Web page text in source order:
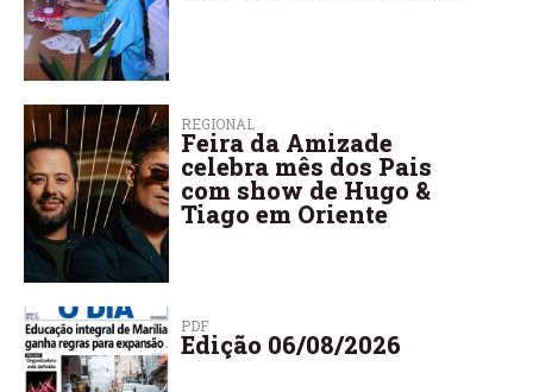
REGIONAL
Feira da Amizade
celebra mês dos Pais
com show de Hugo &
Tiago em Oriente
PDF
Edição 06/08/2026